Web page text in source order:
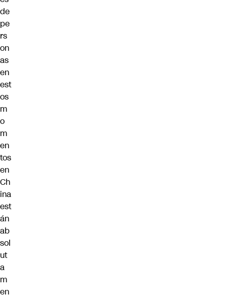
de
pe
rs
on
as
en
est
os
m
o
m
en
tos
en
Ch
ina
est
án
ab
sol
ut
a
m
en